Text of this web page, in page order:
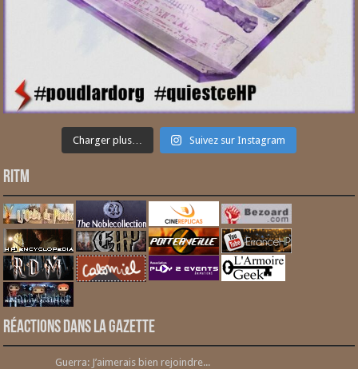
Charger plus… Suivez sur Instagram
RITM
Réactions dans la gazette
Guerra: J’aimerais bien rejoindre...